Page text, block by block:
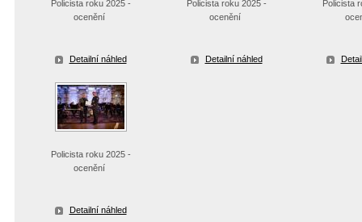
Policista roku 2025 -
ocenění
Detailní náhled
Policista roku 2025 -
ocenění
Detailní náhled
Policista
Policista roku 2025 -
ocenění
Detailní náhled